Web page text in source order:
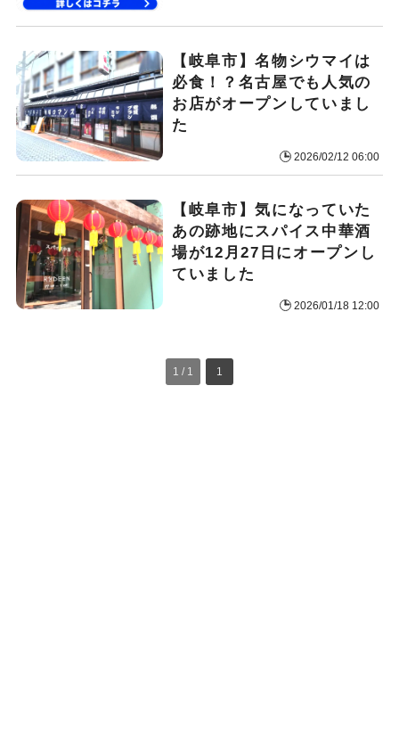
【岐阜市】名物シウマイは
必食！？名古屋でも人気の
お店がオープンしていまし
た
2026/02/12 06:00
【岐阜市】気になっていた
あの跡地にスパイス中華酒
場が12月27日にオープンし
ていました
2026/01/18 12:00
1 / 1 1